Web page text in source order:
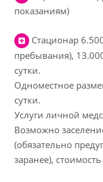
показаниям)
Cтационар
пребывания),
сутки.
Одноместное
сутки.
Услуги личной
Возможно
(обязательно
заранее),